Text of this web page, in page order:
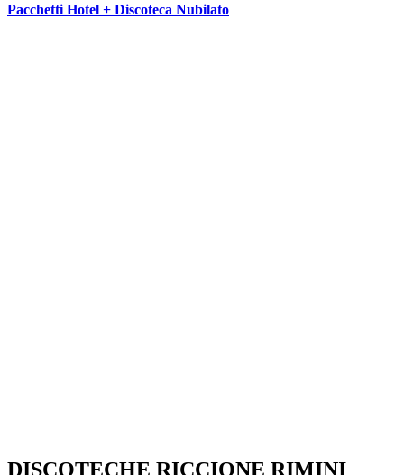
Pacchetti Hotel + Discoteca Nubilato
DISCOTECHE RICCIONE RIMINI